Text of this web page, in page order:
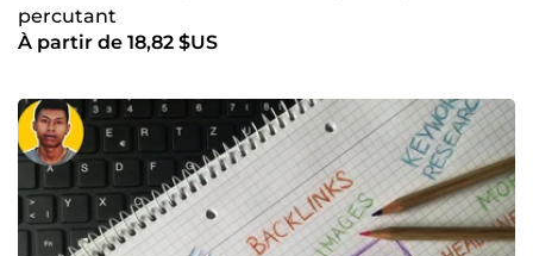
percutant
À partir de 18,82 $US